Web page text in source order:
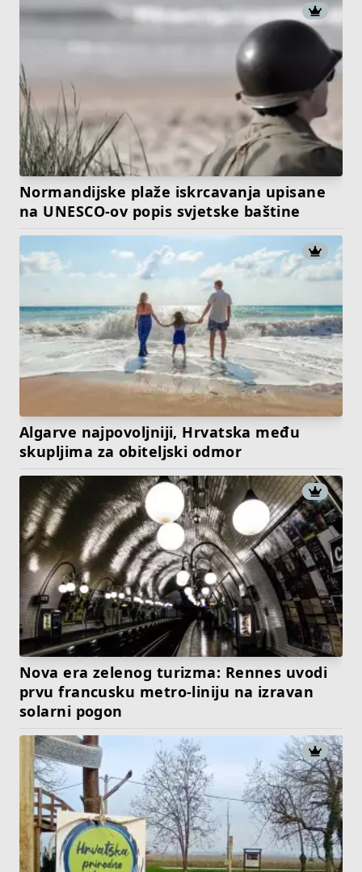
Normandijske plaže iskrcavanja upisane
na UNESCO-ov popis svjetske baštine
Algarve najpovoljniji, Hrvatska među
skupljima za obiteljski odmor
Nova era zelenog turizma: Rennes uvodi
prvu francusku metro-liniju na izravan
solarni pogon